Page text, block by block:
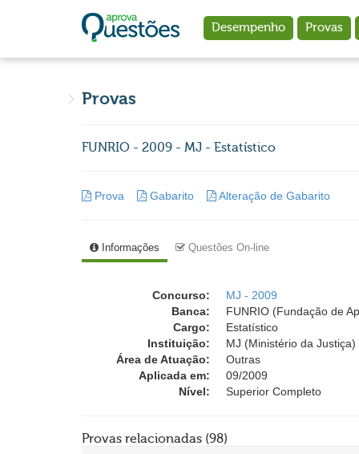
Desempenho Provas
Provas
FUNRIO - 2009 - MJ - Estatístico
Prova Gabarito Alteração de Gabarito
Informações Questões On-line
Concurso:
MJ - 2009
Banca:
FUNRIO (Fundação de
Cargo:
Estatístico
Instituição:
MJ (Ministério da Justiça)
Área de Atuação:
Outras
Aplicada em:
09/2009
Nível:
Superior Completo
Provas relacionadas (98)